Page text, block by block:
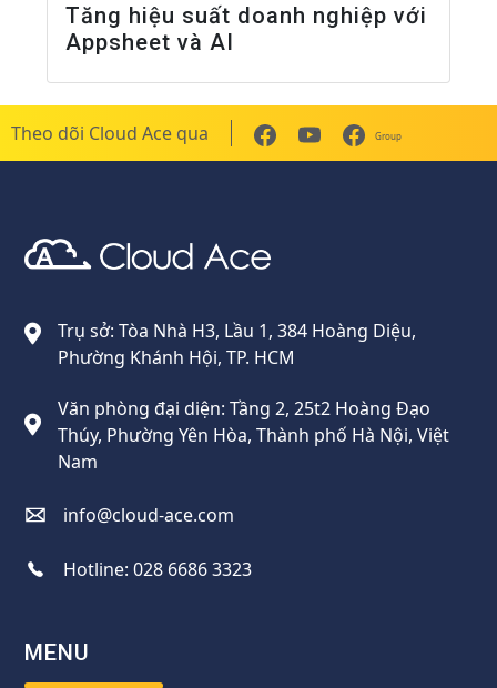
Tăng hiệu suất doanh nghiệp với
Appsheet và AI
Theo dõi Cloud Ace qua Group
Trụ sở: Tòa Nhà H3, Lầu 1, 384 Hoàng Diệu,
Phường Khánh Hội, TP. HCM
Văn phòng đại diện: Tầng 2, 25t2 Hoàng Đạo
Thúy, Phường Yên Hòa, Thành phố Hà Nội, Việt
Nam
info@cloud-ace.com
Hotline:028 6686 3323
MENU